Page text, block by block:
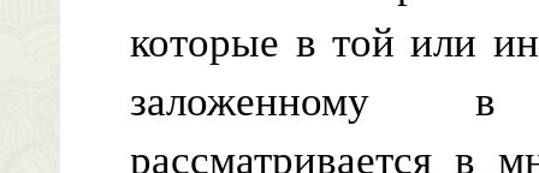
которые в той или
заложенному в
рассматривается в